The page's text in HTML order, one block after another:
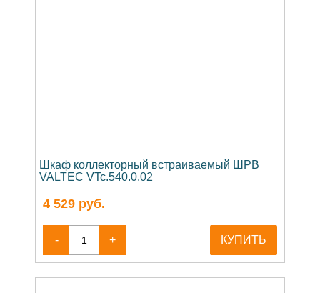
Шкаф коллекторный встраиваемый ШРВ
VALTEC VTc.540.0.02
4 529 руб.
- + КУПИТЬ